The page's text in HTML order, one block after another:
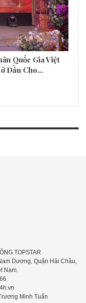
Quốc Gia Việt
Đầu Cho…
TOPSTAR
Dương, Quận Hải Châu,
Nam.
Minh Tuấn